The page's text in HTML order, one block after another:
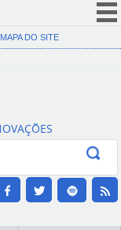
(COVID-19)
Canais
MAPA DO SITE